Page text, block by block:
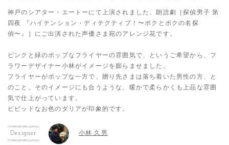
神戸のシアター・エートーにて上演されました、朗読劇［探偵男子 第
四夜 『ハイテンション・ディテクティブ！〜ボクとボクの名探
偵〜』］にご出演された声優さま宛のアレンジ花です。
ピンクと緑のポップなフライヤーの雰囲気で、というご希望から、フ
ラワーデザイナー小林がイメージを膨らませました。
フライヤーがポップな一方で、贈り先さまは落ち着いた男性の方、と
のこと。そのイメージにも合うような、暖かで柔らかくも上品な雰囲
気で仕上がっています。
ビビッドなお色のダリアが印象的です。
Designer 小林 久男